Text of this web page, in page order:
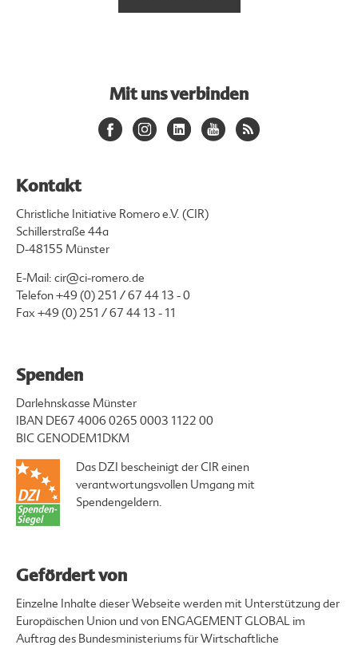
Mit uns verbinden
Kontakt
Christliche Initiative Romero e.V. (CIR)
Schillerstraße 44a
D-48155 Münster
E-Mail: cir@ci-romero.de
Telefon+49 (0) 251 / 67 44 13 - 0
Fax +49 (0) 251 / 67 44 13 - 11
Spenden
Darlehnskasse Münster
IBAN DE67 4006 0265 0003 1122 00
BIC GENODEM1DKM
Das DZI bescheinigt der CIR einen
verantwortungsvollen Umgang mit
Spendengeldern.
Gefördert von
Einzelne Inhalte dieser Webseite werden mit Unterstützung der
Europäischen Union und von ENGAGEMENT GLOBAL im
Auftrag des Bundesministeriums für Wirtschaftliche